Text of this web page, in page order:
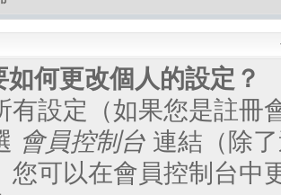
如何更改個人的設定？
有設定（如果您是註冊
會員控制台 連結（除
您可以在會員控制台中